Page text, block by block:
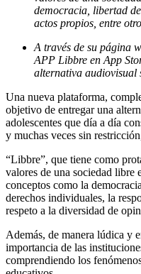
democracia, libertad
actos propios, entre
A través de su página
APP Libbre en App
alternativa audiovisual
Una nueva plataforma,
objetivo de entregar una
adolescentes que día a día
y muchas veces sin
“Libbre”, que tiene como
valores de una sociedad libre
conceptos como la
derechos individuales, la
respeto a la diversidad de
Además, de manera lúdica y
importancia de las
comprendiendo los